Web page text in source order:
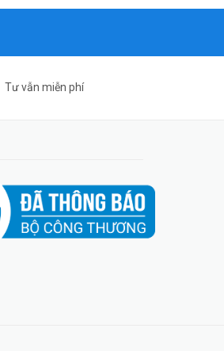
Tư vẫn miễn phí